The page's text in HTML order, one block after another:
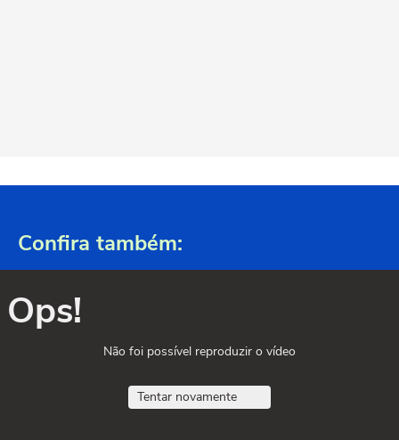
Confira também:
Ops!
Não foi possível reproduzir o vídeo
Tentar novamente